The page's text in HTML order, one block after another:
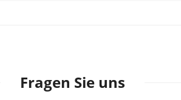
Fragen Sie uns